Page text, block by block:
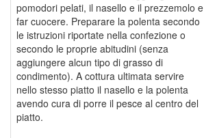
pomodori pelati, il nasello e il prezzemolo e
far cuocere. Preparare la polenta secondo
le istruzioni riportate nella confezione o
secondo le proprie abitudini (senza
aggiungere alcun tipo di grasso di
condimento). A cottura ultimata servire
nello stesso piatto il nasello e la polenta
avendo cura di porre il pesce al centro del
piatto.